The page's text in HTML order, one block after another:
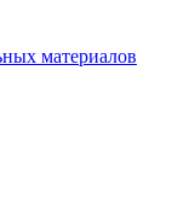
материалов